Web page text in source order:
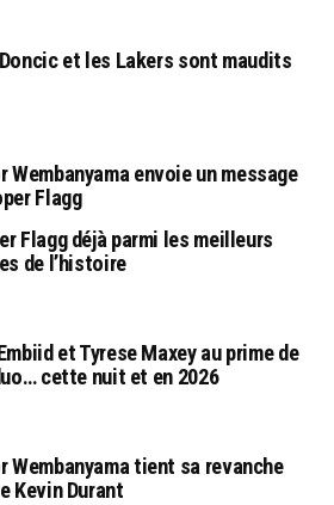
et les Lakers sont maudits
Wembanyama envoie un message
Flagg
Flagg déjà parmi les meilleurs
de l’histoire
et Tyrese Maxey au prime de
cette nuit et en 2026
Wembanyama tient sa revanche
Kevin Durant